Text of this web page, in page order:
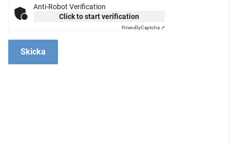
Anti-Robot Verification
Click to start verification
FriendlyCaptcha ⇗
Skicka